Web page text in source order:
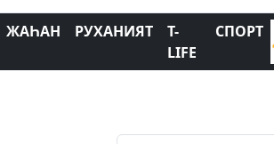
ЖАҺАН РУХАНИЯТ
T-
LIFE
СПОРТ